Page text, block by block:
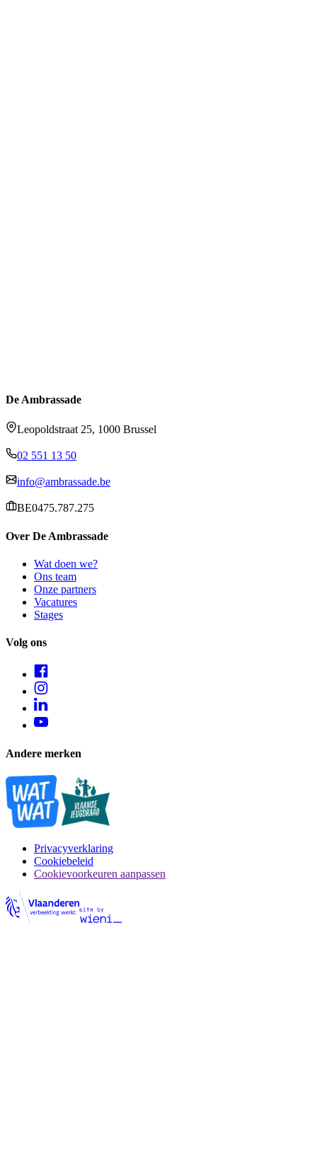
De Ambrassade
Leopoldstraat 25, 1000 Brussel
02 551 13 50
info@ambrassade.be
BE0475.787.275
Over De Ambrassade
Wat doen we?
Ons team
Onze partners
Vacatures
Stages
Volg ons
Andere merken
Privacyverklaring
Cookiebeleid
Cookievoorkeuren aanpassen